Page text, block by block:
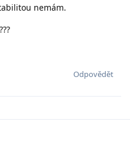
nemám.
Odpovědět